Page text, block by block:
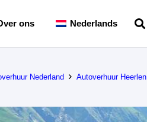
ons Nederlands
Nederland Autoverhuur Heerlen